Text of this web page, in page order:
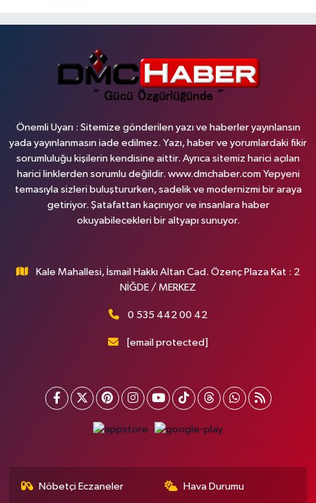
Önemli Uyarı : Sitemize gönderilen yazı ve haberler yayınlansın
yada yayınlanmasın iade edilmez. Yazı, haber ve yorumlardaki fikir
sorumluluğu kişilerin kendisine aittir. Ayrıca sitemiz harici açılan
harici linklerden sorumlu değildir. www.dmchaber.com Yepyeni
temasıyla sizleri buluştururken, sadelik ve modernizmi bir araya
getiriyor. Şatafattan kaçınıyor ve insanlara haber
okuyabilecekleri bir altyapı sunuyor.
Kale Mahallesi, İsmail Hakkı Altan Cad. Özenç Plaza Kat : 2
NİĞDE / MERKEZ
0 535 442 00 42
[email protected]
Nöbetçi Eczaneler Hava Durumu